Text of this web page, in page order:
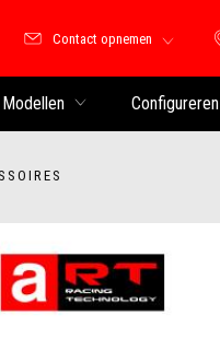
Contact opnemen
Modellen Configureren